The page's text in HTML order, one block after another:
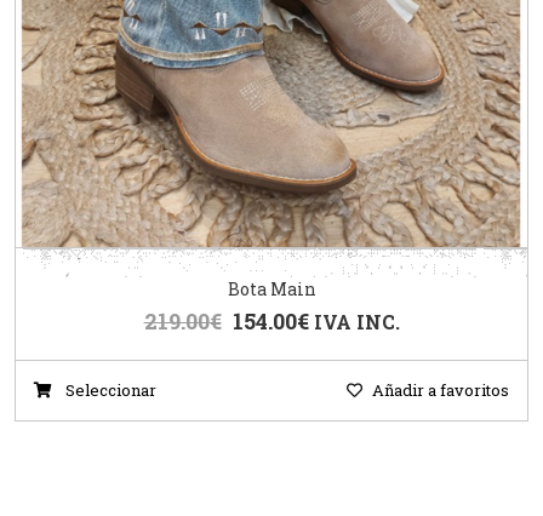
Bota Main
219.00€ 154.00€ IVA INC.
Seleccionar Añadir a favoritos